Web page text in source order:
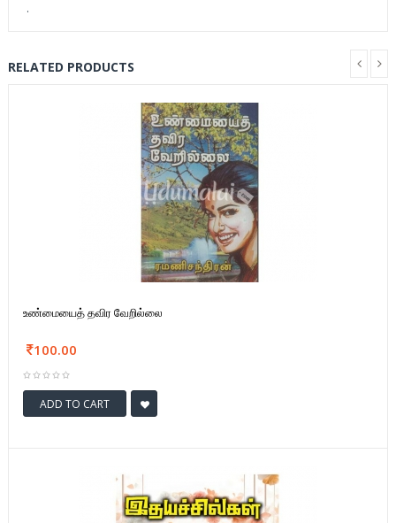
.
RELATED PRODUCTS
உண்மையைத் தவிர வேறில்லை
100.00
ADD TO CART